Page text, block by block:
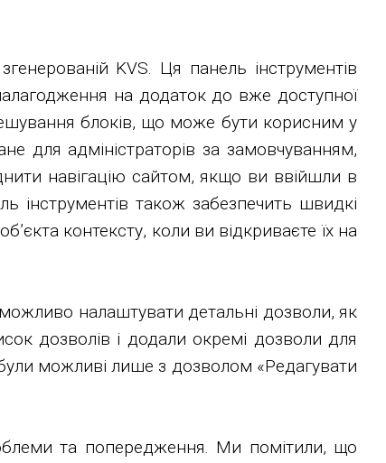
KVS. Ця панель інструментів
на додаток до вже доступної
блоків, що може бути корисним у
для адміністраторів за замовчуванням,
навігацію сайтом, якщо ви ввійшли в
інструментів також забезпечить швидкі
контексту, коли ви відкриваєте їх на
налаштувати детальні дозволи, як
дозволів і додали окремі дозволи для
були можливі лише з дозволом «Редагувати
та попередження. Ми помітили, що